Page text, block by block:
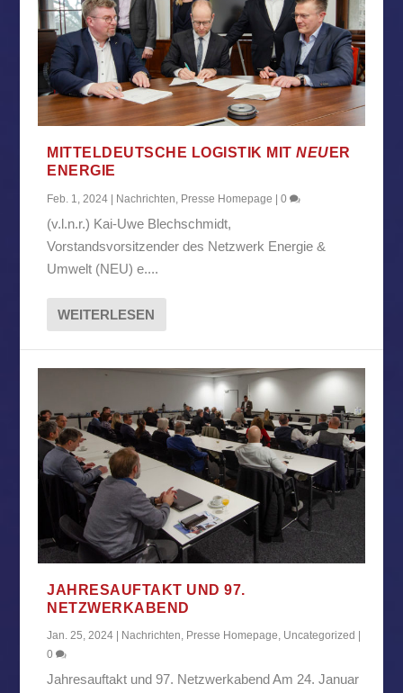
MITTELDEUTSCHE LOGISTIK MITNEU ER
ENERGIE
Feb. 1, 2024 | Nachrichten Presse Homepage |0
(v.l.n.r.) Kai-Uwe Blechschmidt,
Vorstandsvorsitzender des Netzwerk Energie &
Umwelt (NEU) e....
WEITERLESEN
JAHRESAUFTAKT UND 97.
NETZWERKABEND
Jan. 25, 2024 Nachrichten, Presse Homepage, Uncategorized
0
Jahresauftakt und 97. Netzwerkabend Am 24. Januar